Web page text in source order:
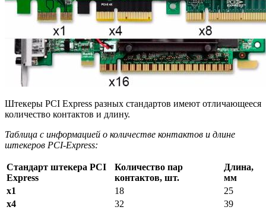
Штекеры PCI Express разных стандартов имеют отличающееся
количество контактов и длину.
Таблица с информацией о количестве контактов и длине
штекеров PCI-Express:
Стандарт штекера PCI
Express
Количество пар
контактов, шт.
Длина,
мм
x1
18
25
x4
32
39